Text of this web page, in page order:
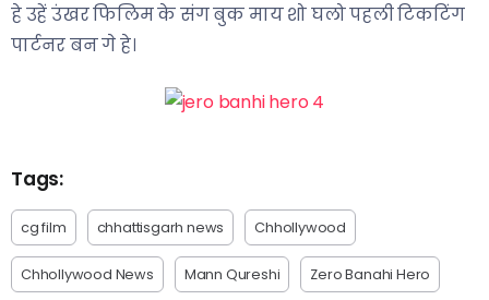
हे उहें उंखर फिलिम के संग बुक माय शो घलो पहली टिकटिंग
पार्टनर बन गे हे।
Tags:
cg film chhattisgarh news Chhollywood
Chhollywood News Mann Qureshi Zero Banahi Hero